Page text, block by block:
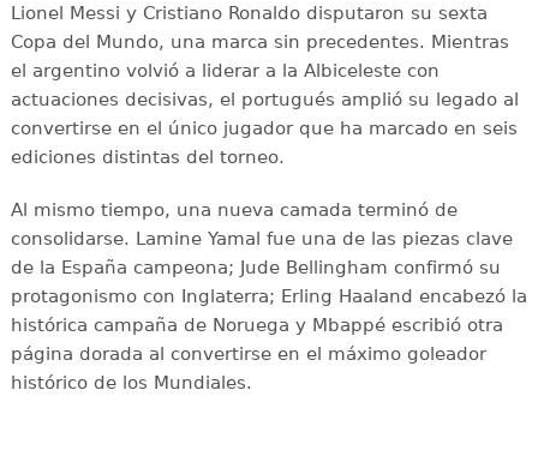
Lionel Messi y Cristiano Ronaldo disputaron su sexta
Copa del Mundo, una marca sin precedentes. Mientras
el argentino volvió a liderar a la Albiceleste con
actuaciones decisivas, el portugués amplió su legado al
convertirse en el único jugador que ha marcado en seis
ediciones distintas del torneo.
Al mismo tiempo, una nueva camada terminó de
consolidarse. Lamine Yamal fue una de las piezas clave
de la España campeona; Jude Bellingham confirmó su
protagonismo con Inglaterra; Erling Haaland encabezó la
histórica campaña de Noruega y Mbappé escribió otra
página dorada al convertirse en el máximo goleador
histórico de los Mundiales.